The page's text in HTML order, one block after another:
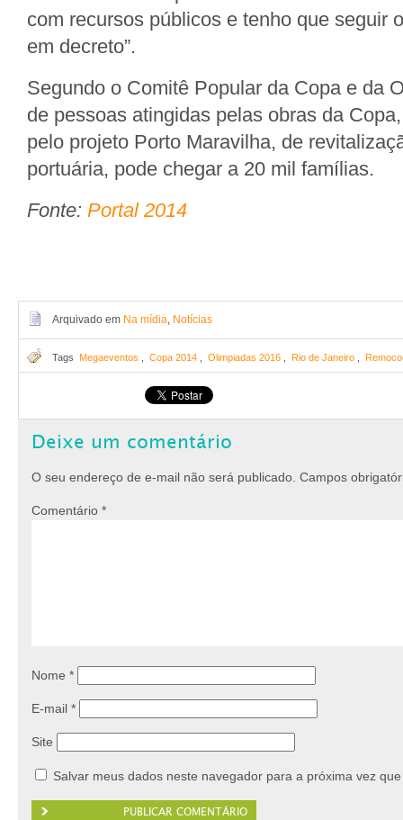
com recursos públicos e tenho que seguir
em decreto”.
Segundo o Comitê Popular da Copa e da
de pessoas atingidas pelas obras da
pelo projeto Porto Maravilha, de
portuária, pode chegar a 20 mil famílias.
Fonte: Portal 2014
Arquivado em Na mídia, Notícias
Tags Megaeventos Copa 2014 Olimpiadas 2016 Rio de Janeiro
Deixe um comentário
O seu endereço de e-mail não será publicado. Campos
Comentário *
Nome *
E-mail *
Site
Salvar meus dados neste navegador para a próxima vez